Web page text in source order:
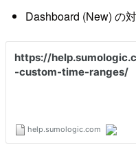
Dashboard (New) の